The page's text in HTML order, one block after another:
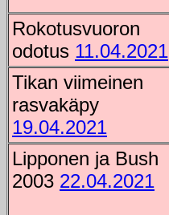
Rokotusvuoron
odotus 11.04.2021
Tikan viimeinen
rasvakäpy
19.04.2021
Lipponen ja Bush
2003 22.04.2021